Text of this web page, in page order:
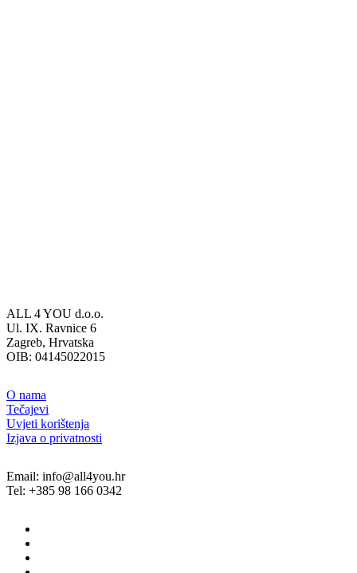
ALL 4 YOU d.o.o.
Ul. IX. Ravnice 6
Zagreb, Hrvatska
OIB: 04145022015
O nama
Tečajevi
Uvjeti korištenja
Izjava o privatnosti
Email: info@all4you.hr
Tel: +385 98 166 0342